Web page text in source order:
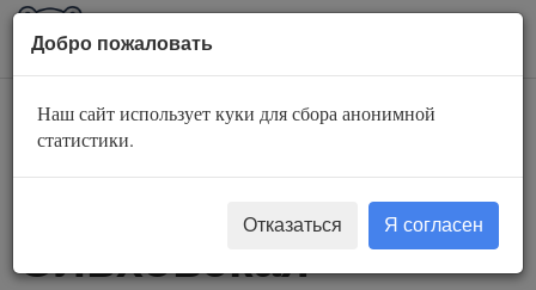
AuBook.org
Слушать
аудиокниги Влада
Ольховская
Добро пожаловать
Наш сайт использует куки для сбора анонимной
статистики.
Отказаться Я согласен